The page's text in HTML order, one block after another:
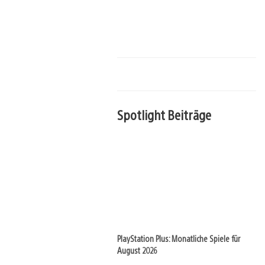
Spotlight Beiträge
PlayStation Plus: Monatliche Spiele für
August 2026